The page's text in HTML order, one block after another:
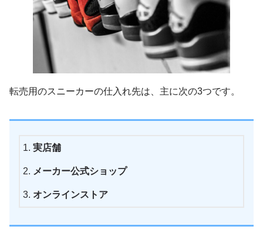
転売用のスニーカーの仕入れ先は、主に次の3つです。
実店舗
メーカー公式ショップ
オンラインストア